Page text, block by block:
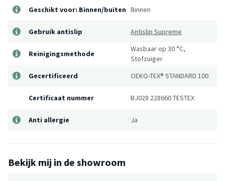
Geschikt voor: Binnen/buiten Binnen
Gebruik antislip Antislip Supreme
Reinigingsmethode
Wasbaar op 30 °C,
Stofzuiger
Gecertificeerd
OEKO-TEX® STANDARD 100
Certificaat nummer BJ028 228660 TESTEX
Anti allergie Ja
Bekijk mij in de showroom